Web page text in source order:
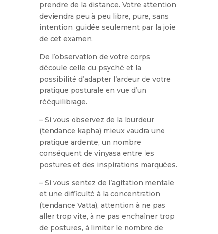
prendre de la distance. Votre attention
deviendra peu à peu libre, pure, sans
intention, guidée seulement par la joie
de cet examen.
De l’observation de votre corps
découle celle du psyché et la
possibilité d’adapter l’ardeur de votre
pratique posturale en vue d’un
rééquilibrage.
– Si vous observez de la lourdeur
(tendance kapha) mieux vaudra une
pratique ardente, un nombre
conséquent de vinyasa entre les
postures et des inspirations marquées.
– Si vous sentez de l’agitation mentale
et une difficulté à la concentration
(tendance Vatta), attention à ne pas
aller trop vite, à ne pas enchaîner trop
de postures, à limiter le nombre de